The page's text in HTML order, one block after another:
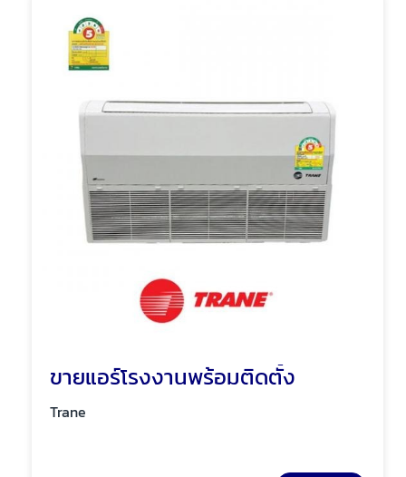
ขายแอร์โรงงานพร้อมติดตั้ง
Trane